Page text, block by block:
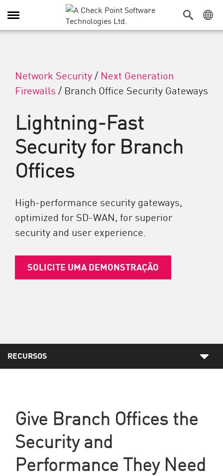
Alternar navegação
Network Security/ Next Generation
Firewalls / Branch Office Security Gateways
Lightning-Fast
Security for Branch
Offices
High-performance security gateways,
optimized for SD-WAN, for superior
security and user experience.
SOLICITE UMA DEMONSTRAÇÃO
RECURSOS
Give Branch Offices the
Security and
Performance They Need